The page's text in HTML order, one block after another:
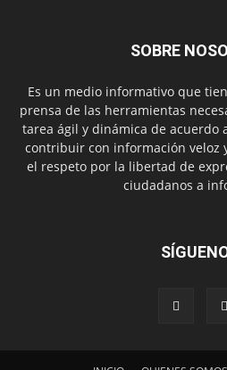
SOBRE
Es un medio informativo que
prensa de las herramientas
tarea ágil y dinámica de acuerdo
contribuir con información veloz
el respeto por la libertad de
ciudadanos a